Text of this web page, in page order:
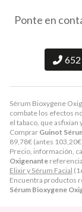
Sérum Bioxygene
combate los efectos
el tabaco, que asfixian
Comprar Guinot
89,78€ (antes 103,20€
Precio, información,
Oxigenante
Elixir y Sérum Facial
Encuentra productos
Sérum Bioxygene
Ponte en